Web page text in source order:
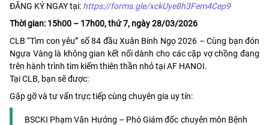
ĐĂNG KÝ NGAY tại: https://forms.gle/xckUye8h3Fem4Cep9
Thời gian: 15h00 – 17h00, thứ 7, ngày 28/03/2026
CLB “Tìm con yêu” số 84 đầu Xuân Bính Ngọ 2026 – Cùng bạn đón
Ngựa Vàng là không gian kết nối dành cho các cặp vợ chồng đang
trên hành trình tìm kiếm thiên thần nhỏ tại AF HANOI.
Tại CLB, bạn sẽ được:
Gặp gỡ và tư vấn trực tiếp cùng chuyên gia uy tín:
BSCKI Phạm Văn Hưởng – Phó Giám đốc chuyên môn Bệnh